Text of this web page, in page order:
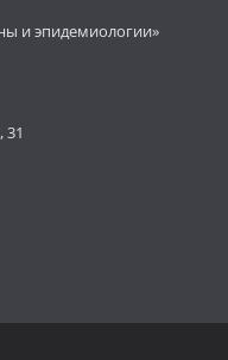
и эпидемиологии»
31